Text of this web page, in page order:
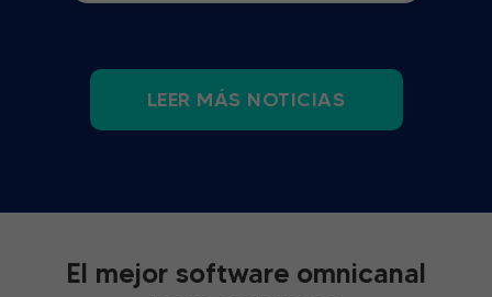
LEER MÁS NOTICIAS
El mejor software omnicanal